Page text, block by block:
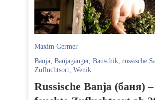
Maxim Germer
Banja, Banjagänger, Banschik, russische
Zufluchtsort, Wenik
Russische Banja (баня)